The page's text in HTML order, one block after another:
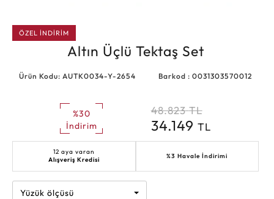
ÖZEL İNDİRİM
Altın Üçlü Tektaş Set
Ürün Kodu: AUTK0034-Y-2654 Barkod : 0031303570012
%30
İndirim
48.823 TL
34.149 TL
12 aya varan
Alışveriş Kredisi
%3 Havale İndirimi
Yüzük ölçüsü